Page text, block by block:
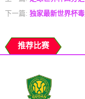
下一篇: 独家最新世界杯
推荐比赛